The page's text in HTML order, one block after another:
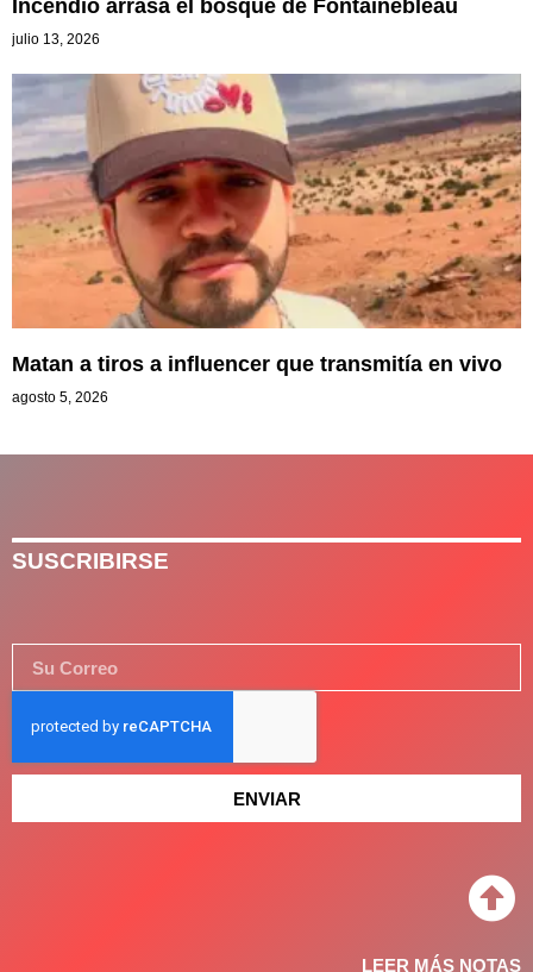
Incendio arrasa el bosque de Fontainebleau
julio 13, 2026
Matan a tiros a influencer que transmitía en vivo
agosto 5, 2026
SUSCRIBIRSE
ENVIAR
LEER MÁS NOTAS